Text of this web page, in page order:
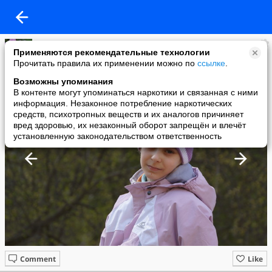
Применяются рекомендательные технологии
Прочитать правила их применении можно по ссылке
Возможны упоминания
В контенте могут упоминаться наркотики и связанная с ними
информация. Незаконное потребление наркотических
средств, психотропных веществ и их аналогов причиняет
вред здоровью, их незаконный оборот запрещён и влечёт
установленную законодательством ответственность
HaTyCuK
added a photo
02 May в 18:13
Like
Comment